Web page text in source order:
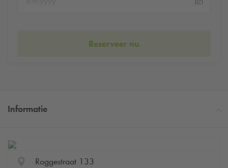
Reserveer nu
Informatie
Roggestraat 133